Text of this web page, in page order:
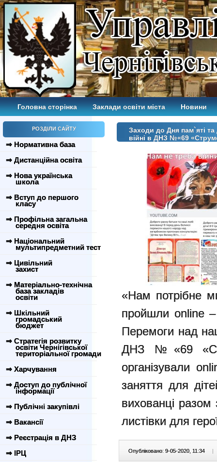
Головна сторінка Заклади освіти міста Новини
РОЗДІЛИ САЙТУ
⇒ Нормативна база
⇒ Дистанційна освіта
⇒ Нова українська
школа
⇒ Вступ до першого
класу
⇒ Профільна загальна
середня освіта
⇒ Національний
мультипредметний тест
⇒ Цивільний
захист
⇒ Матеріально-технічна
база закладів
освіти
⇒ Шкільний
громадський
бюджет
⇒ Стратегія розвитку
освіти Чернігівської
територіальної громади
⇒ Харчування
⇒ Доступ до публічної
інформації
⇒ Публічні закупівлі
⇒ Вакансії
⇒ Реєстрація в ДНЗ
⇒ ІРЦ
Заходи до Дня пам`яті
війні в ДНЗ №«69
«Нам потрібне
пройшли online
Перемоги над
ДНЗ №«69
організували
заняття для
вихованці разом
листівки для
Опубліковано: 9-05-2020, 11:34 |